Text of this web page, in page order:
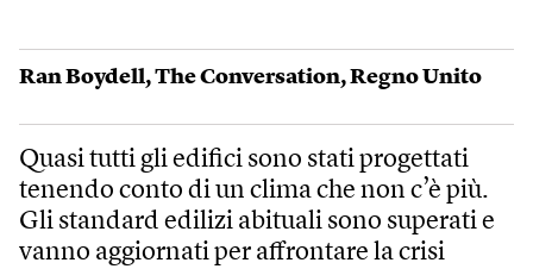
Ran Boydell,The Conversation,Regno Unito
Quasi tutti gli edifici sono stati progettati
tenendo conto di un clima che non c’è più.
Gli standard edilizi abituali sono superati e
vanno aggiornati per affrontare la crisi